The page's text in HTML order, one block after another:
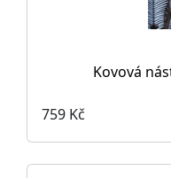
Kovová
759 Kč